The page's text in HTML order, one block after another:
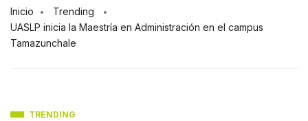
Inicio
Trending
UASLP inicia la Maestría en Administración en el campus
Tamazunchale
TRENDING